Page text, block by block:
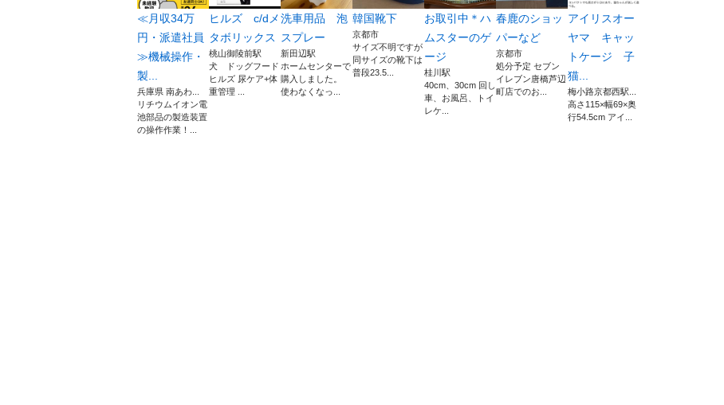
≪月収34万
円・派遣社員
≫機械操作・
製...
兵庫県 南あわ...
リチウムイオン電
池部品の製造装置
の操作作業！...
ヒルズ c/dメ
タボリックス
桃山御陵前駅
犬 ドッグフード
ヒルズ 尿ケア+体
重管理 ...
洗車用品 泡
スプレー
新田辺駅
ホームセンターで
購入しました。
使わなくなっ...
韓国靴下
京都市
サイズ不明ですが
同サイズの靴下は
普段23.5...
お取引中＊ハ
ムスターのゲ
ージ
桂川駅
40cm、30cm 回し
車、お風呂、トイ
レケ...
春鹿のショッ
パーなど
京都市
処分予定 セブン
イレブン唐橋芦辺
町店でのお...
アイリスオー
ヤマ キャッ
トケージ 子
猫...
梅小路京都西駅...
高さ115×幅69×奥
行54.5cm アイ...